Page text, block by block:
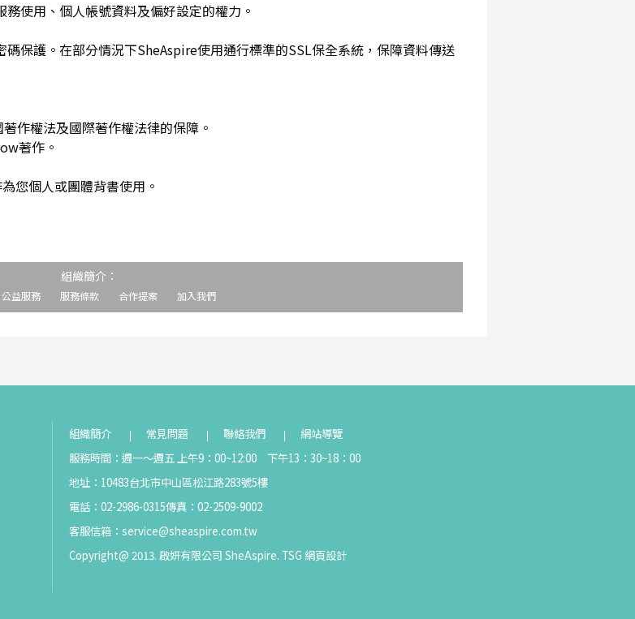
使用、個人帳號資料及偏好設定的權力。
保護。在部分情況下SheAspire使用通行標準的SSL保全系統，保障資料傳送
作權法及國際著作權法律的保障。
著作。
您個人或團體背書使用。
組織簡介：
公益服務 服務條款 合作提案 加入我們
組織簡介 常見問題 聯絡我們
網站導覽
服務時間：週一～週五 上午9：00~12:00 下午13：30~18：00
地址：10483台北市中山區松江路283號5樓
電話：02-2986-0315傳真：02-2509-9002
客服信箱： service@sheaspire.com.tw
Copyright@ 2013. 啟妍有限公司 SheAspire. TSG 網頁設計